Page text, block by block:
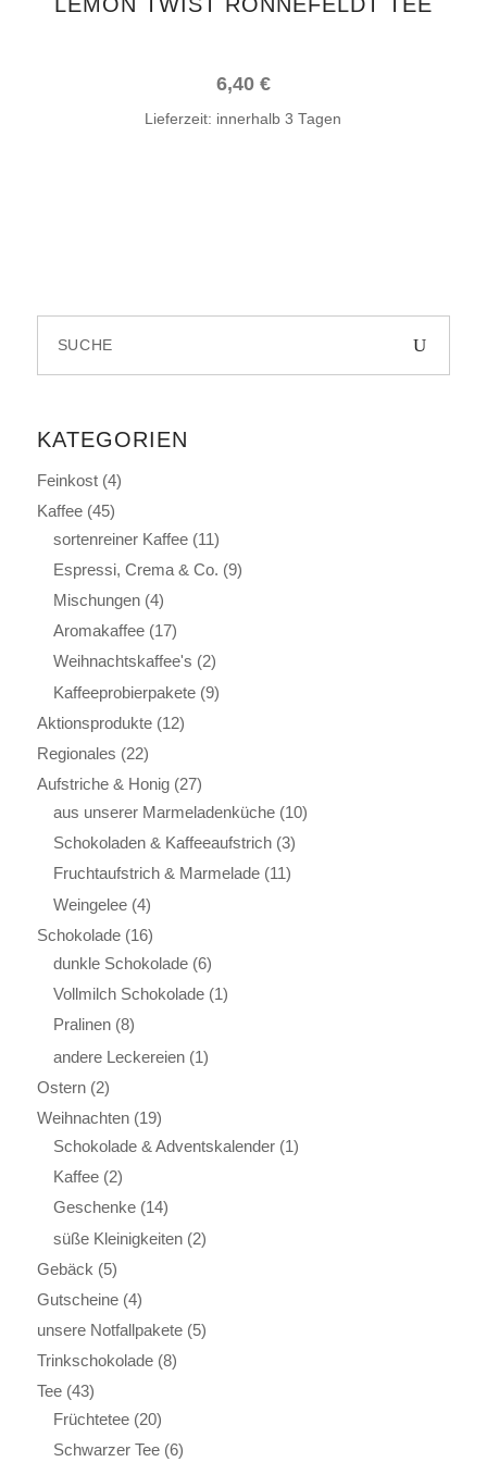
6,40 €
Lieferzeit: innerhalb 3 Tagen
KATEGORIEN
Feinkost (4)
Kaffee (45)
sortenreiner Kaffee (11)
Espressi, Crema & Co. (9)
Mischungen (4)
Aromakaffee (17)
Weihnachtskaffee's (2)
Kaffeeprobierpakete (9)
Aktionsprodukte (12)
Regionales (22)
Aufstriche & Honig (27)
aus unserer Marmeladenküche (10)
Schokoladen & Kaffeeaufstrich (3)
Fruchtaufstrich & Marmelade (11)
Weingelee (4)
Schokolade (16)
dunkle Schokolade (6)
Vollmilch Schokolade (1)
Pralinen (8)
andere Leckereien (1)
Ostern (2)
Weihnachten (19)
Schokolade & Adventskalender (1)
Kaffee (2)
Geschenke (14)
süße Kleinigkeiten (2)
Gebäck (5)
Gutscheine (4)
unsere Notfallpakete (5)
Trinkschokolade (8)
Tee (43)
Früchtetee (20)
Schwarzer Tee (6)